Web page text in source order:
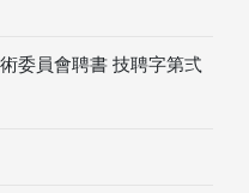
委員會聘書 技聘字第弍